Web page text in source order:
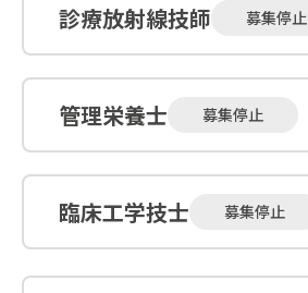
診療放射線技師 募集停止
管理栄養士 募集停止
臨床工学技士 募集停止